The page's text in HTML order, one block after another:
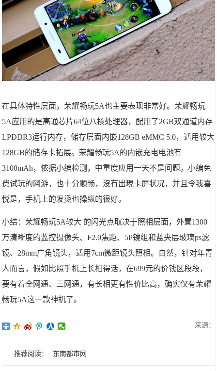
在具体特性层面，荣耀畅玩5A也主要表现非常好。荣耀畅玩
5A应用的是高通芯片64位八核处理器，配用了2GB双通道内存
LPDDR3运行内存，储存层面内嵌128GB eMMC 5.0，适用较大
128GB的储存卡拓展。荣耀畅玩5A的内嵌充电电池有
3100mAh，依据小编检测，中重度应用一天不是问题。小编免
费试玩的网游，也十分顺畅，沒有出現卡屏状况，并且令我喜
悦是，手机上的发烫也操纵的很好。
小结：荣耀畅玩5A较大 的闪光点取决于照相层面，外置1300
万清晰度的监控摄像头、F2.0焦距、5P镜组和蓝夹层玻璃ps滤
镜、28mm广角镜头，适用7cm微距镜头照相。自然，针对年青
人而言，假如比照手机上长相得话，在699元的价钱区段段，
要有着全网通、三网通，有长相更有性价比高，确实仅有荣耀
畅玩5A这一款神机了。
来源：
推荐阅读： 东南都市网